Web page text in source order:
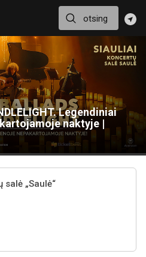
Legendiniai
naktyje |
salė „Saulė“